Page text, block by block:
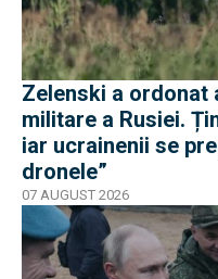
Zelenski a ordonat
militare a Rusiei.
iar ucrainenii se
dronele”
07 AUGUST 2026